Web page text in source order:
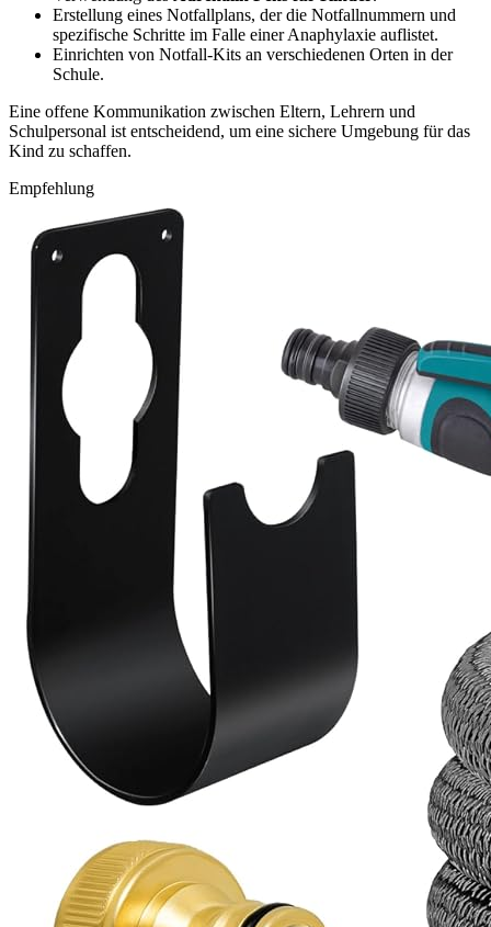
Erstellung eines Notfallplans, der die Notfallnummern und
spezifische Schritte im Falle einer Anaphylaxie auflistet.
Einrichten von Notfall-Kits an verschiedenen Orten in der
Schule.
Eine offene Kommunikation zwischen Eltern, Lehrern und
Schulpersonal ist entscheidend, um eine sichere Umgebung für das
Kind zu schaffen.
Empfehlung